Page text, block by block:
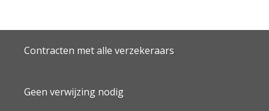
Contracten met alle verzekeraars
Geen verwijzing nodig